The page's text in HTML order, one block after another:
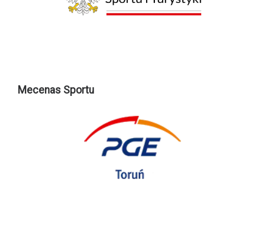
Mecenas Sportu